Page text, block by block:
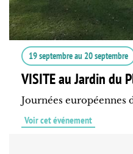
19 septembreau 20 septembre
VISITE au Jardin du
Journées européennes
Voir cet événement